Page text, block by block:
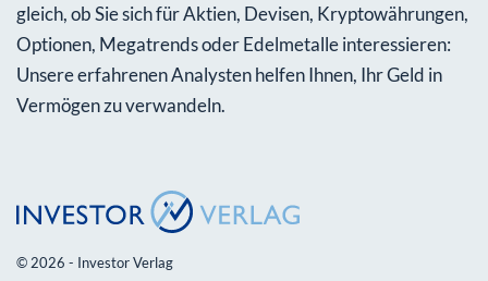
gleich, ob Sie sich für Aktien, Devisen, Kryptowährungen,
Optionen, Megatrends oder Edelmetalle interessieren:
Unsere erfahrenen Analysten helfen Ihnen, Ihr Geld in
Vermögen zu verwandeln.
© 2026 - Investor Verlag